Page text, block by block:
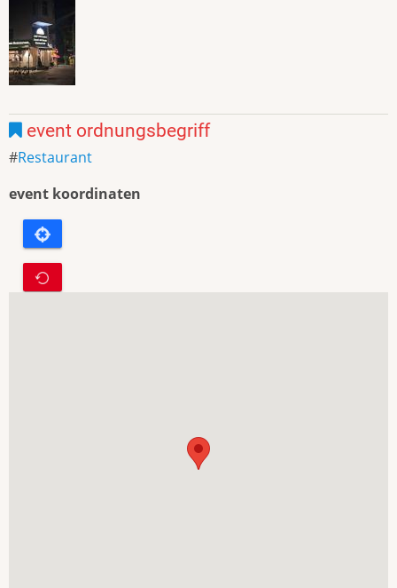
event ordnungsbegriff
Restaurant
event koordinaten